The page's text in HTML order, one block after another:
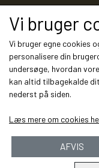
Sociale medier
Modtag vores
Vi bruger
Vi bruger egne cookies
personalisere din
undersøge, hvordan
kan altid tilbagekalde
nederst på siden.
Læs mere om cookies
AFVIS